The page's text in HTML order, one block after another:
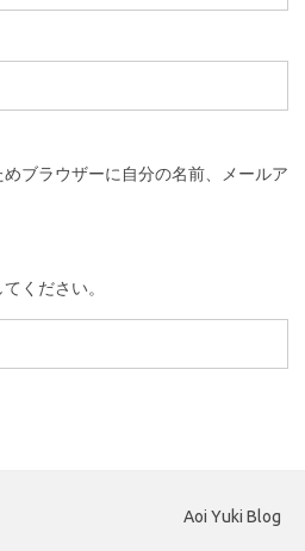
ブラウザーに自分の名前、メールア
ください。
Aoi Yuki Blog